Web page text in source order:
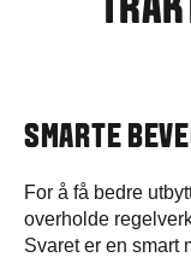
SMARTE
For å få bedre
overholde
Svaret er en smart